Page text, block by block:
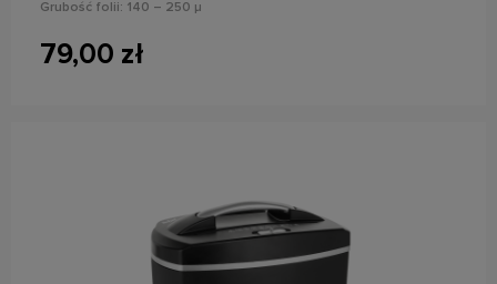
Grubość folii: 140 – 250 µ
Moc: 265 W
79,00 zł